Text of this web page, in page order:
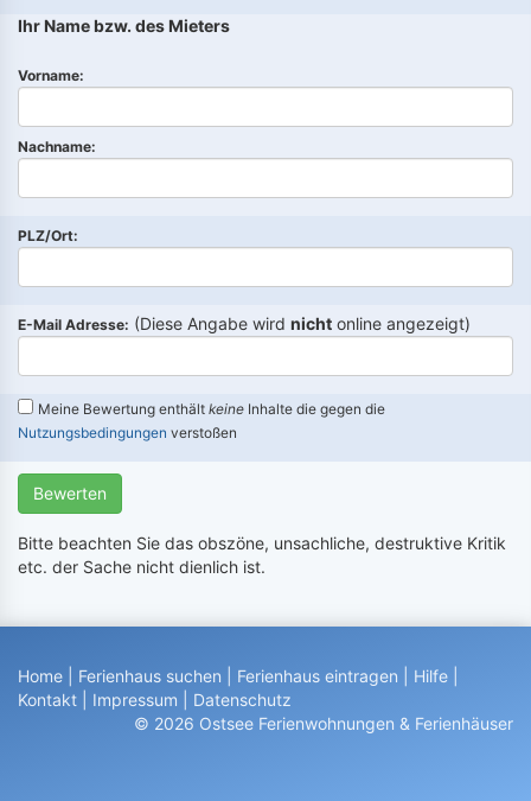
Ihr Name bzw. des Mieters
Vorname:
Nachname:
PLZ/Ort:
E-Mail Adresse: (Diese Angabe wird nicht online angezeigt)
Meine Bewertung enthält keine Inhalte die gegen die
Nutzungsbedingungen verstoßen
Bewerten
Bitte beachten Sie das obszöne, unsachliche, destruktive Kritik
etc. der Sache nicht dienlich ist.
Home Ferienhaus suchen Ferienhaus eintragen Hilfe
Kontakt
Impressum
Datenschutz
© 2026 Ostsee Ferienwohnungen & Ferienhäuser